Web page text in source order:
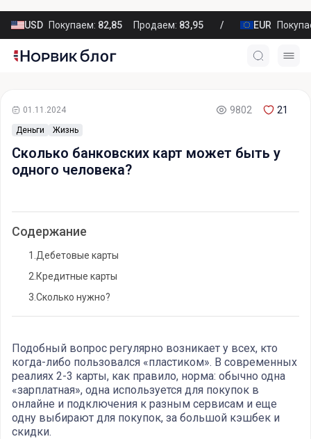
USD Покупаем: 82,85 Продаем: 83,95 EUR
Деньги Жизнь
01.11.2024 9802 21
Сколько банковских карт может быть у
одного человека?
Содержание
1. Дебетовые карты
2. Кредитные карты
3. Сколько нужно?
Подобный вопрос регулярно возникает у всех, кто
когда-либо пользовался «пластиком». В современных
реалиях 2-3 карты, как правило, норма: обычно одна
«зарплатная», одна используется для покупок в
онлайне и подключения к разным сервисам и еще
одну выбирают для покупок, за большой кэшбек и
скидки.